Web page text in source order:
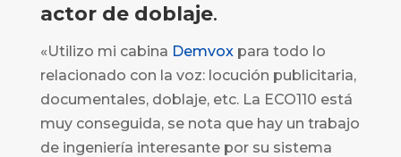
actor de doblaje.
«Utilizo mi cabina Demvoxpara todo lo
relacionado con la voz: locución publicitaria,
documentales, doblaje, etc. La ECO110 está
muy conseguida, se nota que hay un trabajo
de ingeniería interesante por su sistema